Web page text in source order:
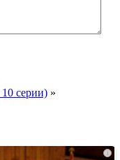
серии) »
i